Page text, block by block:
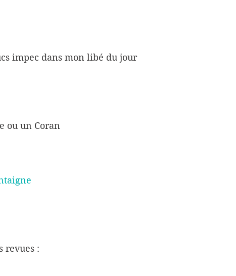
impec dans mon libé du jour
ou un Coran
revues :